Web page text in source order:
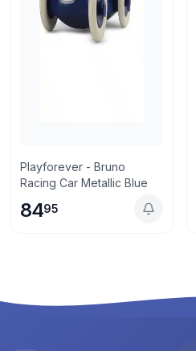
Playforever - Bruno
Racing Car Metallic Blue
8495